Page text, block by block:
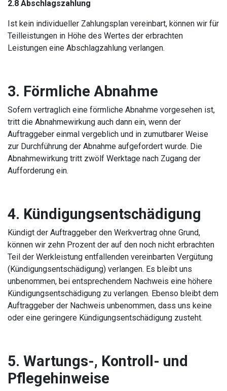
2.8 Abschlagszahlung
Ist kein individueller Zahlungsplan vereinbart, können wir für
Teilleistungen in Höhe des Wertes der erbrachten
Leistungen eine Abschlagzahlung verlangen.
3. Förmliche Abnahme
Sofern vertraglich eine förmliche Abnahme vorgesehen ist,
tritt die Abnahmewirkung auch dann ein, wenn der
Auftraggeber einmal vergeblich und in zumutbarer Weise
zur Durchführung der Abnahme aufgefordert wurde. Die
Abnahmewirkung tritt zwölf Werktage nach Zugang der
Aufforderung ein.
4. Kündigungsentschädigung
Kündigt der Auftraggeber den Werkvertrag ohne Grund,
können wir zehn Prozent der auf den noch nicht erbrachten
Teil der Werkleistung entfallenden vereinbarten Vergütung
(Kündigungsentschädigung) verlangen. Es bleibt uns
unbenommen, bei entsprechendem Nachweis eine höhere
Kündigungsentschädigung zu verlangen. Ebenso bleibt dem
Auftraggeber der Nachweis unbenommen, dass uns keine
oder eine geringere Kündigungsentschädigung zusteht.
5. Wartungs-, Kontroll- und
Pflegehinweise